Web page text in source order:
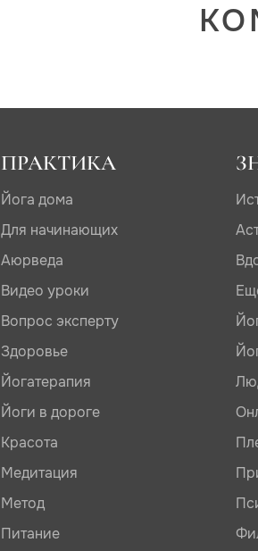
ПРАКТИКА
Йога дома
Для начинающих
Аюрведа
Видео уроки
Вопрос эксперту
Здоровье
Йогатерапия
Йоги в дороге
Красота
Медитация
Метод
Питание